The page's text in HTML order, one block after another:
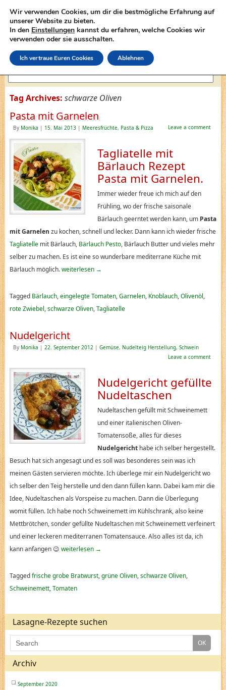
lasagne-rezepte.net
Tag Archives: schwarze Oliven
Pasta mit Garnelen
By Monika | 15. Mai 2013 | Meeresfrüchte, Pasta & Pizza Leave a comment
Tagliatelle mit
Bärlauch Rezept
Pasta mit Garnelen.
Immer wieder freue ich mich auf den
Frühling, wo der frische saisonale
Bärlauch geerntet werden kann, um Pasta
mit Garnelen zu kochen, schnell und lecker. Dann kann ich wieder frische
Tagliatelle mit Bärlauch,Bärlauch Pesto, Bärlauch Butter und vieles mehr
selber zu machen. Es ist eine so wunderbare mediterrane Küche mit
Bärlauch möglich.weiterlesen →
Tagged Bärlauch,eingelegte Tomaten,Garnelen, Knoblauch,Olivenöl,
rote Zwiebel,schwarze Oliven,Tagliatelle
Nudelgericht
By Monika | 22. September 2012 | Gemüse, Nudelteig Herstellung, Schwein
Leave a comment
Nudelgericht gefüllte
Nudeltaschen
Nudeltaschen gefüllt mit Schweinemett
und einer italienischen Oliven-
Tomatensoße, alles für dieses
Nudelgerichthabe ich selber hergestellt.
Besuch hat sich angesagt und es soll was besonderes sein was ich
meinen Gästen servieren möchte. Ich überlege mir ein Nudelgericht wo
ich selber den Teig herstelle und den dann füllen kann. Dabei kam mir die
Idee, Nudeltaschen als Vorspeise zu machen. Dann die Überlegung
womit füllen. Ich habe noch Schweinemett im Kühlschrank, also keine
Mettbrötchen, sonder gefüllte Nudeltaschen mit Schweinemett verfeinert
und einer leckeren mediterranen Tomatensauce. Also alles ist da, ich
kann anfangen 😉 weiterlesen →
Taggedfrische grobe Bratwurst,grüne Oliven,schwarze Oliven,
Schweinemett,Tomaten
Lasagne-Rezepte suchen
Archiv
September 2020
Wir verwenden Cookies, um dir die bestmögliche Erfahrung auf
unserer Website zu bieten.
In den Einstellungen kannst du erfahren, welche Cookies wir
verwenden oder sie ausschalten.
Ich vertraue Euren Cookies Ablehnen